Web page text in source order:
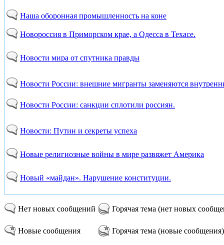
Наша оборонная промышленность на коне
Новороссия в Приморском крае, а Одесса в Техасе.
Новости мира от спутника правды
Новости России: внешние мигранты заменяются
Новости России: санкции сплотили россиян.
Новости: Путин и секреты успеха
Новые религиозные войны в мире развяжет Америка
Новый «майдан». Нарушение конституции.
Нет новых сообщений
Новые сообщения
Горячая тема (нет новых
Горячая тема (новые сообщения)